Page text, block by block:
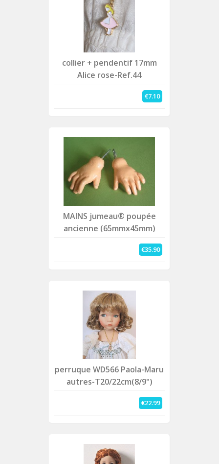
collier + pendentif 17mm
Alice rose-Ref.44
€7.10
MAINS jumeau® poupée
ancienne (65mmx45mm)
€35.90
perruque WD566 Paola-Maru
autres-T20/22cm(8/9")
€22.99